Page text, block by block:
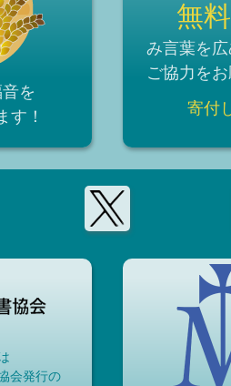
を
す！
無料
み言葉を
ご協力を
寄付
会発行の